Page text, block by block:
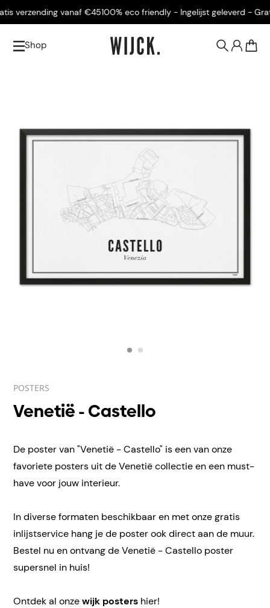
vanaf €45100% eco friendly - Ingelijst geleverd - Gratis
Shop
POSTERS
Venetië - Castello
De poster van "Venetië - Castello" is een van onze
favoriete posters uit de Venetië collectie en een must-
have voor jouw interieur.
In diverse formaten beschikbaar en met onze gratis
inlijstservice hang je de poster ook direct aan de muur.
Bestel nu en ontvang de Venetië - Castello poster
supersnel in huis!
Ontdek al onzewijk posters hier!